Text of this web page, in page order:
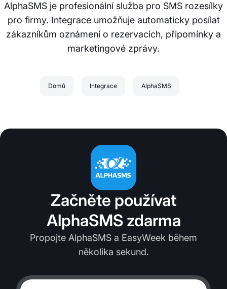
AlphaSMS je profesionální služba pro SMS rozesílky
pro firmy. Integrace umožňuje automaticky posílat
zákazníkům oznámení o rezervacích, připomínky a
marketingové zprávy.
Domů Integrace AlphaSMS
Začněte používat
AlphaSMS zdarma
Propojte AlphaSMS a EasyWeek během
několika sekund.